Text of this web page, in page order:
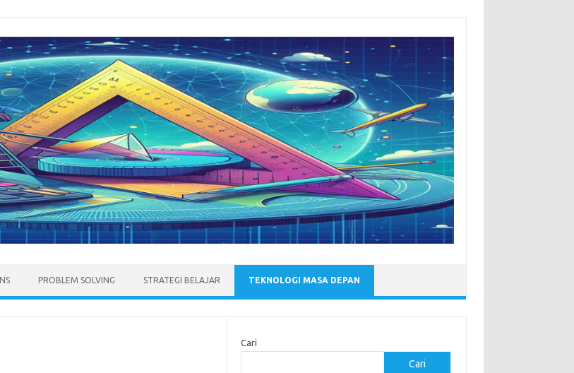
PROBLEM SOLVING STRATEGI BELAJAR TEKNOLOGI MASA DEPAN
Cari
Cari